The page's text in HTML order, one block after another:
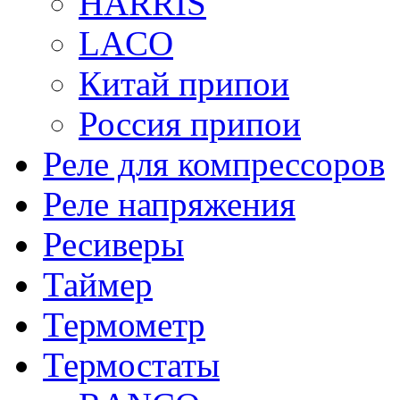
LACO
Китай припои
Россия припои
Реле для компрессоров
Реле напряжения
Ресиверы
Таймер
Термометр
Термостаты